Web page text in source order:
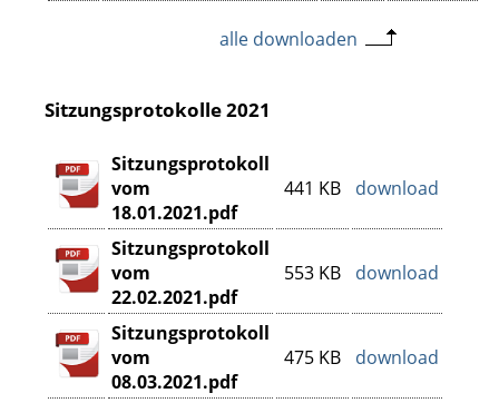
alle downloaden
Sitzungsprotokolle 2021
Sitzungsprotokoll
vom
18.01.2021.pdf
441 KB download
Sitzungsprotokoll
vom
22.02.2021.pdf
553 KB download
Sitzungsprotokoll
vom
08.03.2021.pdf
475 KB download